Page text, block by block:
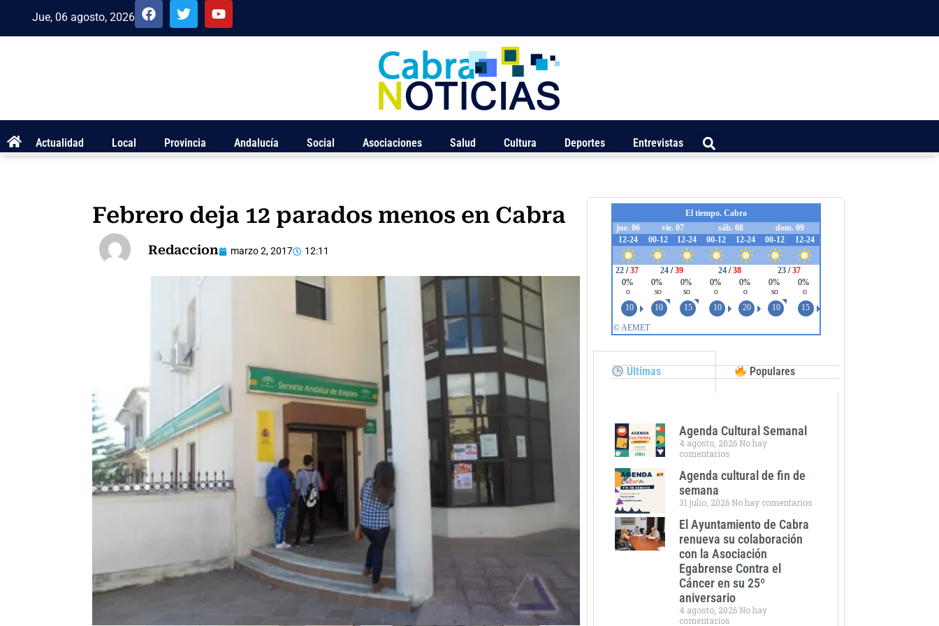
Jue, 06 agosto, 2026
Actualidad Local Provincia Andalucía Social Asociaciones Salud Cultura Deportes Entrevistas
Febrero deja 12 parados menos en Cabra
Redaccion marzo 2, 2017 12:11
Últimas Populares
Agenda Cultural Semanal
4 agosto, 2026 No hay
comentarios
Agenda cultural de fin de
semana
31 julio, 2026 No hay comentarios
El Ayuntamiento de Cabra
renueva su colaboración
con la Asociación
Egabrense Contra el
Cáncer en su 25º
aniversario
4 agosto, 2026 No hay
comentarios